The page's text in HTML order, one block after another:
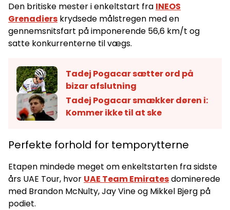
Den britiske mester i enkeltstart fra INEOS
Grenadiers krydsede målstregen med en
gennemsnitsfart på imponerende 56,6 km/t og
satte konkurrenterne til vægs.
Tadej Pogacar sætter ord på
bizar afslutning
Tadej Pogacar smækker døren i:
Kommer ikke til at ske
Perfekte forhold for temporytterne
Etapen mindede meget om enkeltstarten fra sidste
års UAE Tour, hvor UAE Team Emiratesdominerede
med Brandon McNulty, Jay Vine og Mikkel Bjerg på
podiet.